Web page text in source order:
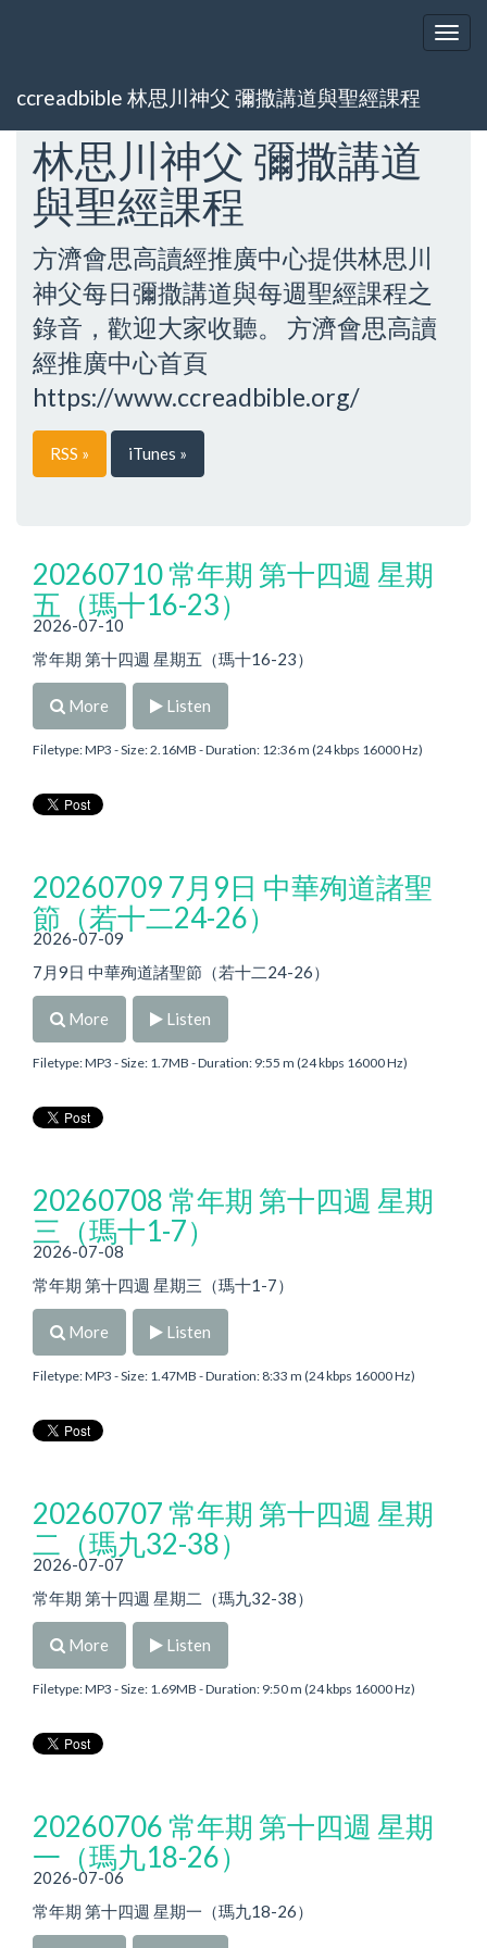
ccreadbible 林思川神父 彌撒講道與聖經課程
林思川神父 彌撒講道
與聖經課程
方濟會思高讀經推廣中心提供林思川
神父每日彌撒講道與每週聖經課程之
錄音，歡迎大家收聽。 方濟會思高讀
經推廣中心首頁
https://www.ccreadbible.org/
RSS » iTunes »
20260710 常年期 第十四週 星期
五（瑪十16-23）
2026-07-10
常年期 第十四週 星期五（瑪十16-23）
More Listen
Filetype: MP3 - Size: 2.16MB - Duration: 12:36 m (24 kbps 16000 Hz)
20260709 7月9日 中華殉道諸聖
節（若十二24-26）
2026-07-09
7月9日 中華殉道諸聖節（若十二24-26）
More Listen
Filetype: MP3 - Size: 1.7MB - Duration: 9:55 m (24 kbps 16000 Hz)
20260708 常年期 第十四週 星期
三（瑪十1-7）
2026-07-08
常年期 第十四週 星期三（瑪十1-7）
More Listen
Filetype: MP3 - Size: 1.47MB - Duration: 8:33 m (24 kbps 16000 Hz)
20260707 常年期 第十四週 星期
二（瑪九32-38）
2026-07-07
常年期 第十四週 星期二（瑪九32-38）
More Listen
Filetype: MP3 - Size: 1.69MB - Duration: 9:50 m (24 kbps 16000 Hz)
20260706 常年期 第十四週 星期
一（瑪九18-26）
2026-07-06
常年期 第十四週 星期一（瑪九18-26）